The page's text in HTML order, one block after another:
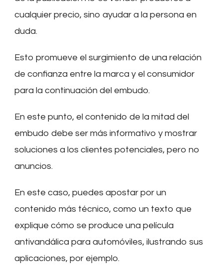
cualquier precio, sino ayudar a la persona en
duda.
Esto promueve el surgimiento de una relación
de confianza entre la marca y el consumidor
para la continuación del embudo.
En este punto, el contenido de la mitad del
embudo debe ser más informativo y mostrar
soluciones a los clientes potenciales, pero no
anuncios.
En este caso, puedes apostar por un
contenido más técnico, como un texto que
explique cómo se produce una película
antivandálica para automóviles, ilustrando sus
aplicaciones, por ejemplo.